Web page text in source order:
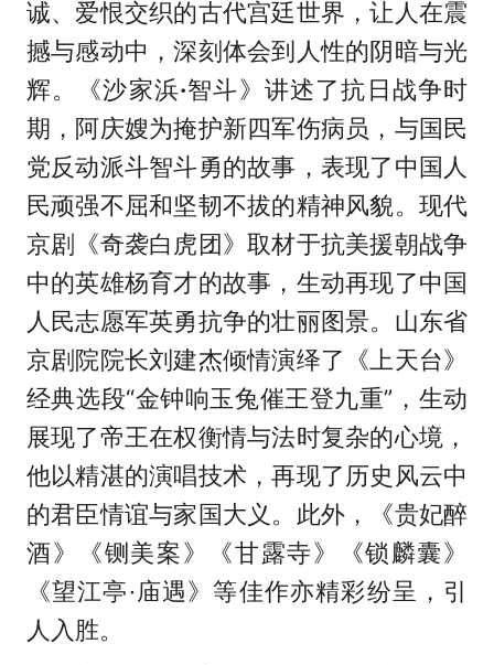
诚、爱恨交织的古代宫廷世界，让人在震
撼与感动中，深刻体会到人性的阴暗与光
辉。《沙家浜·智斗》讲述了抗日战争时
期，阿庆嫂为掩护新四军伤病员，与国民
党反动派斗智斗勇的故事，表现了中国人
民顽强不屈和坚韧不拔的精神风貌。现代
京剧《奇袭白虎团》取材于抗美援朝战争
中的英雄杨育才的故事，生动再现了中国
人民志愿军英勇抗争的壮丽图景。山东省
京剧院院长刘建杰倾情演绎了《上天台》
经典选段“金钟响玉兔催王登九重”，生动
展现了帝王在权衡情与法时复杂的心境，
他以精湛的演唱技术，再现了历史风云中
的君臣情谊与家国大义。此外，《贵妃醉
酒》《铡美案》《甘露寺》《锁麟囊》
《望江亭·庙遇》等佳作亦精彩纷呈，引
人入胜。